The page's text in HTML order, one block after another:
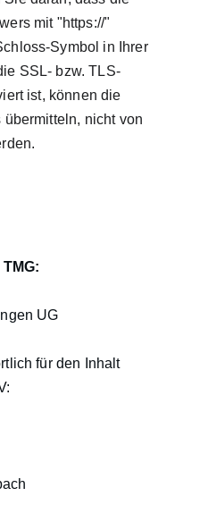
mit "https://"
Symbol in Ihrer
SSL- bzw. TLS-
ist, können die
nicht von
UG
für den Inhalt